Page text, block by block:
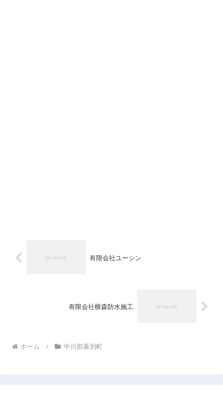
有限会社ユーシン
有限会社横森防水施工
ホーム 中川郡幕別町